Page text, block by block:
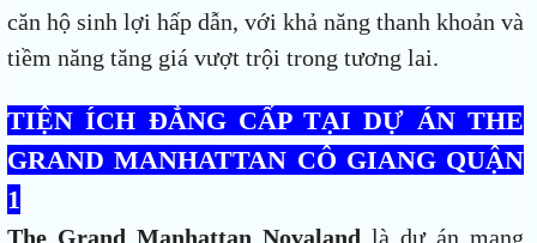
căn hộ sinh lợi hấp dẫn, với khả năng thanh khoản và
tiềm năng tăng giá vượt trội trong tương lai.
TIỆN ÍCH ĐẲNG CẤP TẠI DỰ ÁN THE
GRAND MANHATTAN CÔ GIANG QUẬN
1
The Grand Manhattan Novaland là dự án mang